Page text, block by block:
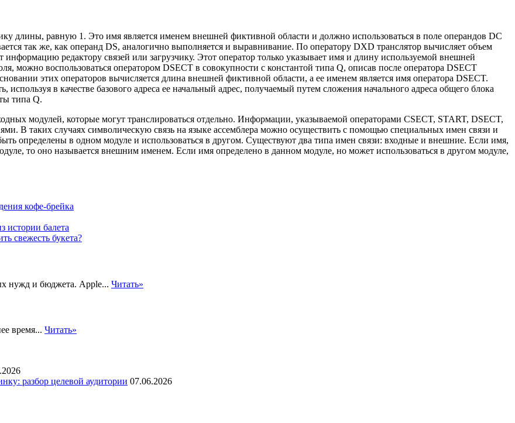
длины, равную 1. Это имя является именем внешней фиктивной области и должно использоваться в поле операндов DC
так же, как операнд DS, аналогично выполняется и выравнивание. По оператору DXD транслятор вычисляет объем
информацию редактору связей или загрузчику. Этот оператор только указывает имя и длину используемой внешней
можно воспользоваться оператором DSECT в совокупности с константой типа Q, описав после оператора DSECT
этих операторов вычисляется длина внешней фиктивной области, а ее именем является имя оператора DSECT.
в качестве базового адреса ее начальный адрес, получаемый путем сложения начального адреса общего блока
типа Q.
модулей, которые могут транслироваться отдельно. Информации, указываемой операторами CSECT, START, DSECT,
В таких случаях символическую связь на языке ассемблера можно осуществить с помощью специальных имен связи и
определены в одном модуле и использоваться в другом. Существуют два типа имен связи: входные и внешние. Если имя,
то оно называется внешним именем. Если имя определено в данном модуле, но может использоваться в другом модуле,
кофе-брейка
истории балета
свежесть букета?
нужд и бюджета. Apple... Читать»
время... Читать»
разбор целевой аудитории 07.06.2026